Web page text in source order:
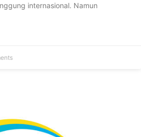
internasional. Namun